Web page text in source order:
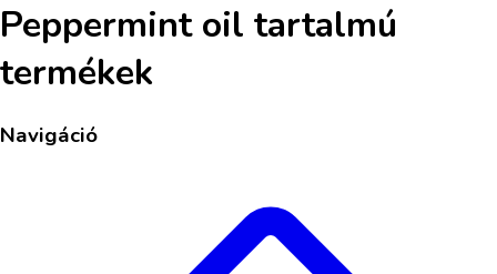
Peppermint oil tartalmú
termékek
Navigáció